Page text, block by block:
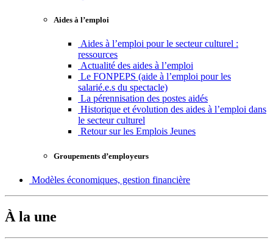
Aides à l’emploi
Aides à l’emploi pour le secteur culturel :
ressources
Actualité des aides à l’emploi
Le FONPEPS (aide à l’emploi pour les
salarié.e.s du spectacle)
La pérennisation des postes aidés
Historique et évolution des aides à l’emploi dans
le secteur culturel
Retour sur les Emplois Jeunes
Groupements d’employeurs
Modèles économiques, gestion financière
À la une